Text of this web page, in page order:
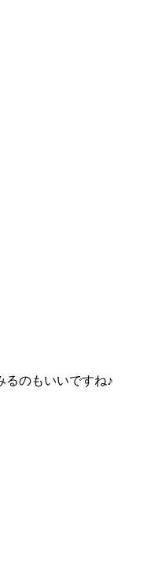
るのもいいですね♪